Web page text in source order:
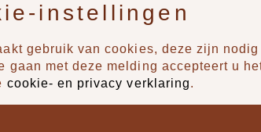
Producten
instellingen
gebruik van cookies, deze zijn
gaan met deze melding accepteert u
cookie- en privacy verklaring.